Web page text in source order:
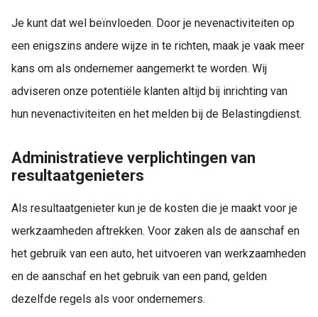
Je kunt dat wel beïnvloeden. Door je nevenactiviteiten op
een enigszins andere wijze in te richten, maak je vaak meer
kans om als ondernemer aangemerkt te worden. Wij
adviseren onze potentiële klanten altijd bij inrichting van
hun nevenactiviteiten en het melden bij de Belastingdienst.
Administratieve verplichtingen van
resultaatgenieters
Als resultaatgenieter kun je de kosten die je maakt voor je
werkzaamheden aftrekken. Voor zaken als de aanschaf en
het gebruik van een auto, het uitvoeren van werkzaamheden
en de aanschaf en het gebruik van een pand, gelden
dezelfde regels als voor ondernemers.